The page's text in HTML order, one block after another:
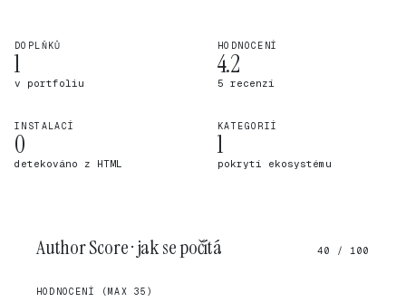
DOPLŇKŮ
1
v portfoliu
HODNOCENÍ
4.2
5 recenzí
INSTALACÍ
0
detekováno z HTML
KATEGORIÍ
1
pokrytí ekosystému
Author Score · jak se počítá 40 / 100
HODNOCENÍ (MAX 35)